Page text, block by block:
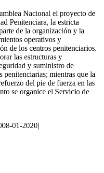
Nacional el proyecto de
Penitenciara, la estricta
de la organización y la
operativos y
de los centros penitenciarios.
las estructuras y
y suministro de
penitenciarias; mientras que la
del pie de fuerza en las
se organice el Servicio de
08-01-2020|